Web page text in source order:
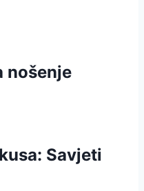
nošenje
Savjeti